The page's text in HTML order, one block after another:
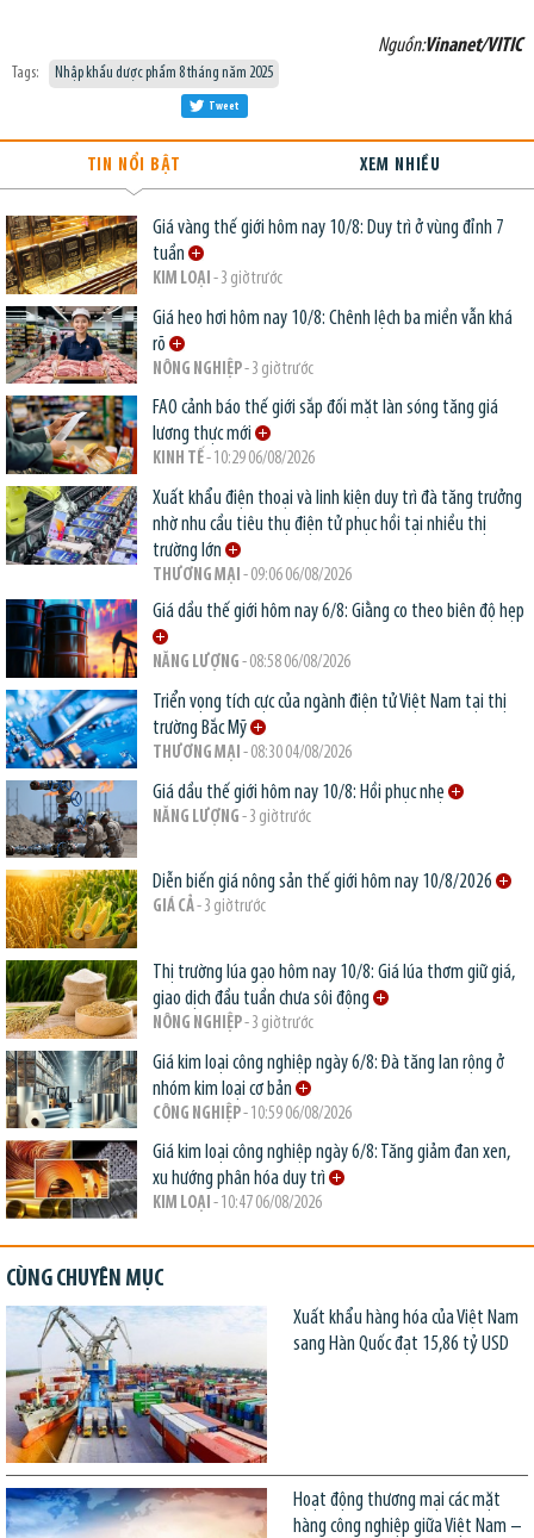
Nguồn:Vinanet/VITIC
Tags: Nhập khẩu dược phẩm 8 tháng năm 2025
Tweet
TIN NỔI BẬT XEM NHIỀU
Giá vàng thế giới hôm nay 10/8: Duy trì ở vùng đỉnh 7
tuần
KIM LOẠI - 3 giờ trước
Giá heo hơi hôm nay 10/8: Chênh lệch ba miền vẫn khá
rõ
NÔNG NGHIỆP- 3 giờ trước
FAO cảnh báo thế giới sắp đối mặt làn sóng tăng giá
lương thực mới
KINH TẾ- 10:29 06/08/2026
Xuất khẩu điện thoại và linh kiện duy trì đà tăng trưởng
nhờ nhu cầu tiêu thụ điện tử phục hồi tại nhiều thị
trường lớn
THƯƠNG MẠI - 09:06 06/08/2026
Giá dầu thế giới hôm nay 6/8: Giằng co theo biên độ hẹp
NĂNG LƯỢNG - 08:58 06/08/2026
Triển vọng tích cực của ngành điện tử Việt Nam tại thị
trường Bắc Mỹ
THƯƠNG MẠI - 08:30 04/08/2026
Giá dầu thế giới hôm nay 10/8: Hồi phục nhẹ
NĂNG LƯỢNG - 3 giờ trước
Diễn biến giá nông sản thế giới hôm nay 10/8/2026
GIÁ CẢ- 3 giờ trước
Thị trường lúa gạo hôm nay 10/8: Giá lúa thơm giữ giá,
giao dịch đầu tuần chưa sôi động
NÔNG NGHIỆP- 3 giờ trước
Giá kim loại công nghiệp ngày 6/8: Đà tăng lan rộng ở
nhóm kim loại cơ bản
CÔNG NGHIỆP- 10:59 06/08/2026
Giá kim loại công nghiệp ngày 6/8: Tăng giảm đan xen,
xu hướng phân hóa duy trì
KIM LOẠI - 10:47 06/08/2026
CÙNG CHUYÊN MỤC
Xuất khẩu hàng hóa của Việt Nam
sang Hàn Quốc đạt 15,86 tỷ USD
Hoạt động thương mại các mặt
hàng công nghiệp giữa Việt Nam –